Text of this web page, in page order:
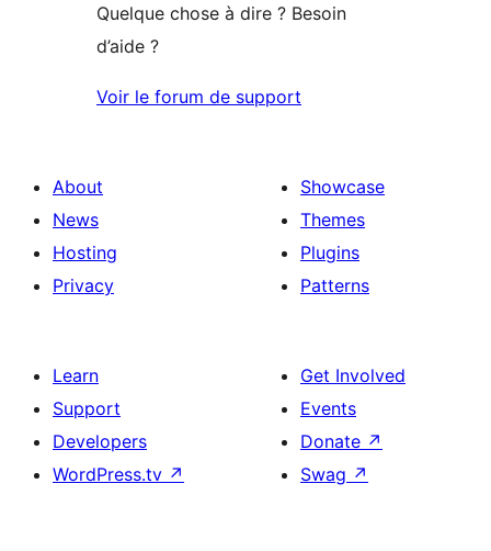
Quelque chose à dire ? Besoin
d’aide ?
Voir le forum de support
About
News
Hosting
Privacy
Showcase
Themes
Plugins
Patterns
Learn
Support
Developers
WordPress.tv ↗
Get Involved
Events
Donate ↗
Swag ↗